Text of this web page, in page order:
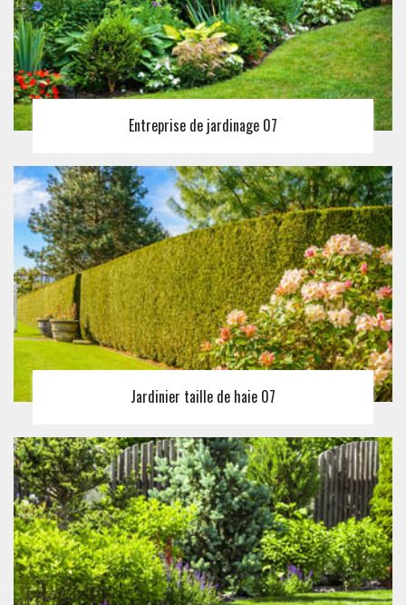
Entreprise de jardinage 07
Jardinier taille de haie 07